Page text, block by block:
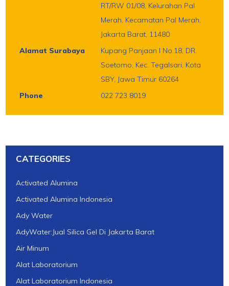
RT/RW 01/08, Kelurahan Pal
Merah, Kecamatan Pal Merah,
Jakarta Barat, 11480
Alamat Surabaya
Kupang Panjaan I No.18, DR.
Soetomo, Kec. Tegalsari, Kota
SBY, Jawa Timur 60264
Phone
022 723 8019
CATEGORIES
Activated Alumina
Activated Alumina Indonesia
Ady Water
AdyWater:Jual Silica Gel Di Jakarta Barat
Air Minum
Alat Laboratorium
Alat Laboratorium Indonesia